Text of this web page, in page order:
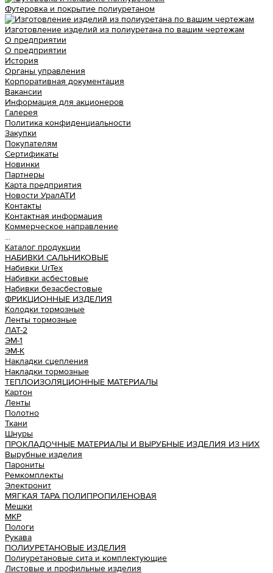
Футеровка и покрытие полиуретаном
Изготовление изделий из полиуретана по вашим чертежам
О предприятии
О предприятии
История
Органы управления
Корпоративная документация
Вакансии
Информация для акционеров
Галерея
Политика конфиденциальности
Закупки
Покупателям
Сертификаты
Новинки
Партнеры
Карта предприятия
Новости УралАТИ
Контакты
Контактная информация
Коммерческое направление
...
Каталог продукции
НАБИВКИ САЛЬНИКОВЫЕ
Набивки UrTex
Набивки асбестовые
Набивки безасбестовые
ФРИКЦИОННЫЕ ИЗДЕЛИЯ
Колодки тормозные
Ленты тормозные
ЛАТ-2
ЭМ-1
ЭМ-К
Накладки сцепления
Накладки тормозные
ТЕПЛОИЗОЛЯЦИОННЫЕ МАТЕРИАЛЫ
Картон
Ленты
Полотно
Ткани
Шнуры
ПРОКЛАДОЧНЫЕ МАТЕРИАЛЫ И ВЫРУБНЫЕ ИЗДЕЛИЯ ИЗ НИХ
Вырубные изделия
Парониты
Ремкомплекты
Электронит
МЯГКАЯ ТАРА ПОЛИПРОПИЛЕНОВАЯ
Мешки
МКР
Пологи
Рукава
ПОЛИУРЕТАНОВЫЕ ИЗДЕЛИЯ
Полиуретановые сита и комплектующие
Листовые и профильные изделия